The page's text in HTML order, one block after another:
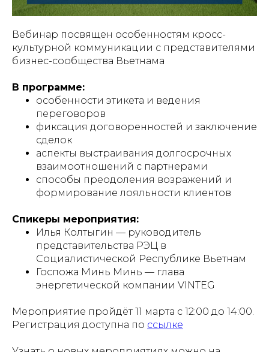
Вебинар посвящен особенностям кросс-
культурной коммуникации с представителями
бизнес-сообщества Вьетнама
В программе:
особенности этикета и ведения
переговоров
фиксация договоренностей и заключение
сделок
аспекты выстраивания долгосрочных
взаимоотношений с партнерами
способы преодоления возражений и
формирование лояльности клиентов
Спикеры мероприятия:
Илья Колтыгин — руководитель
представительства РЭЦ в
Социалистической Республике Вьетнам
Госпожа Минь Минь — глава
энергетической компании VINTEG
Мероприятие пройдёт 11 марта с 12:00 до 14:00.
Регистрация доступна по ссылке